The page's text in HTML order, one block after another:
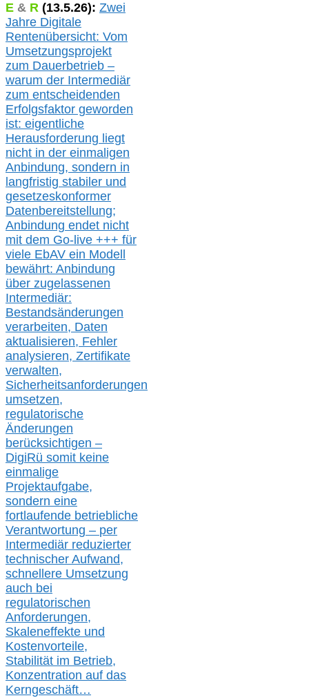
E & R (13.5.26): Zwei
Jahre Digitale
Rentenübersicht: Vom
Umsetzungsprojekt
zum Dauerbetrieb –
warum der Intermediär
zum entscheidenden
Erfolgsfaktor geworden
ist: eigentliche
Herausforderung liegt
nicht in der einmaligen
Anbindung, sondern in
langfristig stabiler und
gesetzeskonformer
Datenbereitstellung;
Anbindung endet nicht
mit dem Go-live +++ für
viele EbAV ein Modell
bewährt: Anbindung
über zugelassenen
Intermediär:
Bestandsänderungen
verarbeiten, Daten
aktualisieren, Fehler
analysieren, Zertifikate
verwalten,
Sicherheitsanforderungen
umsetzen,
regulatorische
Änderungen
berücksichtigen –
DigiRü somit keine
einmalige
Projektaufgabe,
sondern eine
fortlaufende betriebliche
Verantwortung – per
Intermediär reduzierter
technischer Aufwand,
schnellere Umsetzung
auch bei
regulatorischen
Anforderungen,
Skaleneffekte und
Kostenvorteile,
Stabilität im Betrieb,
Konzentration auf das
Kerngeschäft…